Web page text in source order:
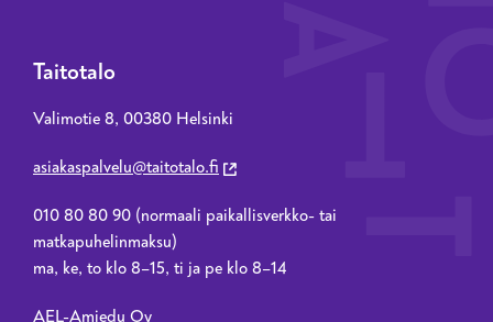
Taitotalo
Valimotie 8, 00380 Helsinki
asiakaspalvelu@taitotalo.fi
010 80 80 90 (normaali paikallisverkko- tai
matkapuhelinmaksu)
ma, ke, to klo 8–15, ti ja pe klo 8–14
AEL-Amiedu Oy